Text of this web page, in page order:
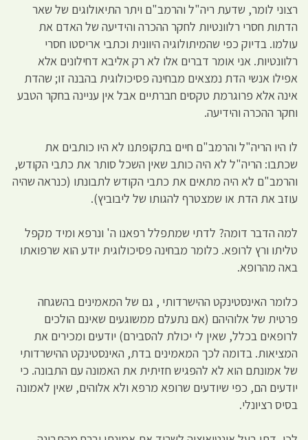
רצוני לומר, שדעת ריה"ל והרמב"ם ויתר התיאולוגים של שאר
הדתות חסרי רלוונטיות לחקר ההכרה והידיעה של האדם את
עולמו. בדיוק כפי שהמיתולוגיה היוונית וכתבי אריסטו חסרי
רלוונטיות. אני אומר דברים אלו לא רק אליבא דחילונים אלא
אפילו אנשי הדת נמצאים מבחינה פסיכולוגית בהבנה זו; שהדת
אינה אלא פרוגרמת טקסים חברתיים אבל אין עניינה בחקר הטבע
וחקר ההכרה והידיעה.
לו היו הריה"ל והרמב"ם חיים בתקופתנו לא היו כותבים את
שכתבו: הריה"ל לא היה כותב שאין השכל סותר את כתבי הקודש,
והרמב"ם לא היה מתאים את כתבי הקודש לתבונתו (כנראה שהיה
עוזב את הדת או שמצטרף להגותו של ליבוביץ).
למה הדבר דומה? לדתי שמתפלל רפאנו ה' ונרפא ומיד מקפל
טליתו ורץ לרופא. כלומר מבחינה פסיכולוגית יודע הוא שרפואתו
באה מהרופא.
כלומר האינסטינקט ההישרדותי , גם של המאמינים בהשגחה
פרטית של אלוהיהם (אם נתעלם ממשוגעים שאינם הולכים
לרופאים בכלל, שאין לי יכולת להסבירם) יודעים ומכירים את
המציאות. בדומה לכך המאמינים בדת, האינסטינקט ההישרדותי
של אמונתם הוא לא להפגיש חזיתית את האמונה עם התבונה. כי
יודעים הם, כפי שיודעים שרופא מרפא ולא אלוהים, שאין לאמונה
בסיס רציונלי.